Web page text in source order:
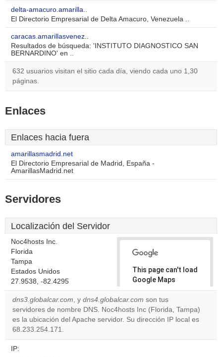
delta-amacuro.amarilla..
El Directorio Empresarial de Delta Amacuro, Venezuela ..
caracas.amarillasvenez..
Resultados de búsqueda: 'INSTITUTO DIAGNOSTICO SAN
BERNARDINO' en ..
632 usuarios visitan el sitio cada día, viendo cada uno 1,30
páginas.
Enlaces
Enlaces hacia fuera
amarillasmadrid.net
El Directorio Empresarial de Madrid, España -
AmarillasMadrid.net
Servidores
Localización del Servidor
Noc4hosts Inc.
Florida
Tampa
Estados Unidos
27.9538, -82.4295
This page can't load
Google Maps
correctly.
Do you
own this
OK
dns3.globalcar.com, y dns4.globalcar.com son tus
servidores de nombre DNS. Noc4hosts Inc (Florida, Tampa)
es la ubicación del Apache servidor. Su dirección IP local es
68.233.254.171.
IP: